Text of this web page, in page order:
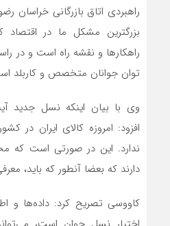
راهبردی اتاق بازرگانی خراسان
بزرگترین مشکل ما در
راهکارها و نقشه راه است و در
توان جوانان متخصص و کاربلد
وی با بیان اینکه نسل جدید
افزود: امروزه کالای ایران در
ندارد. این در صورتی است که
دارند که بعضا آنطور که باید،
کاووسی تصریح کرد: داده‌ها و